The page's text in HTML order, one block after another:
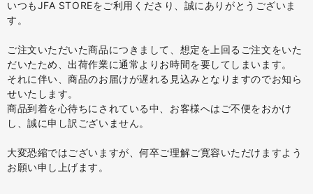
いつもJFA STOREをご利用くださり、誠にありがとうございま
す。
ご注文いただいた商品につきまして、想定を上回るご注文をいた
だいたため、出荷作業に通常よりお時間を要してしまいます。
それに伴い、商品のお届けが遅れる見込みとなりますのでお知ら
せいたします。
商品到着を心待ちにされている中、お客様へはご不便をおかけ
し、誠に申し訳ございません。
大変恐縮ではございますが、何卒ご理解ご寛容いただけますよう
お願い申し上げます。